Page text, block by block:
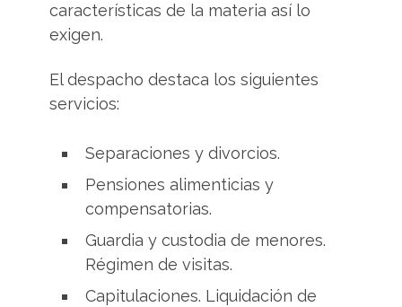
características de la materia así lo
exigen.
El despacho destaca los siguientes
servicios:
Separaciones y divorcios.
Pensiones alimenticias y
compensatorias.
Guardia y custodia de menores.
Régimen de visitas.
Capitulaciones. Liquidación de